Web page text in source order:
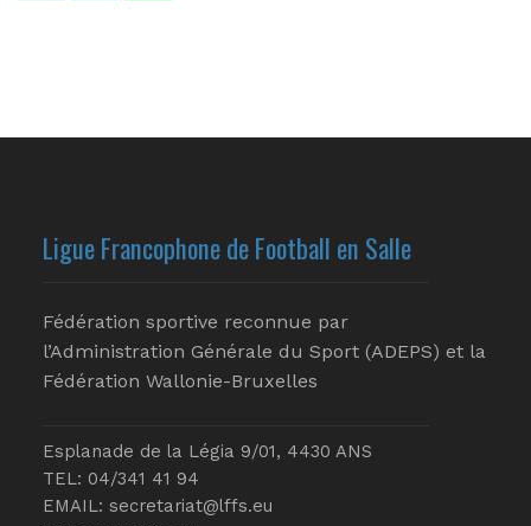
Ligue Francophone de Football en Salle
Fédération sportive reconnue par
l’Administration Générale du Sport (ADEPS) et la
Fédération Wallonie-Bruxelles
Esplanade de la Légia 9/01, 4430 ANS
TEL: 04/341 41 94
EMAIL: secretariat@lffs.eu